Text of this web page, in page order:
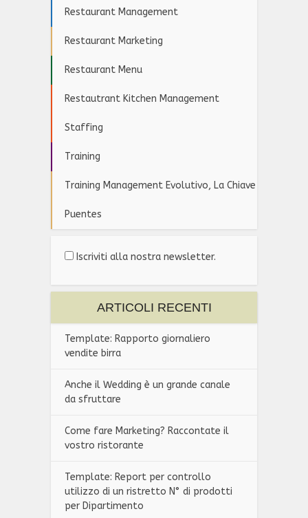
Restaurant Management
Restaurant Marketing
Restaurant Menu
Restautrant Kitchen Management
Staffing
Training
Training Management Evolutivo, La Chiave
Puentes
Iscriviti alla nostra newsletter.
ARTICOLI RECENTI
Template: Rapporto giornaliero
vendite birra
Anche il Wedding è un grande canale
da sfruttare
Come fare Marketing? Raccontate il
vostro ristorante
Template: Report per controllo
utilizzo di un ristretto N° di prodotti
per Dipartimento